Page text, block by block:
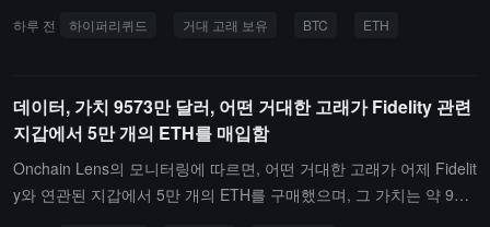
7%입니다. 롱 포지션 손익은 -9,607.4만 달러, 숏 포지션 손익은 2,6
1,068.17만 달러입니다.
하루 전 하이퍼리퀴드 거대 고래 보유 BTC ETH
데이터, 가치 9573만 달러, 어떤 거대한 고래가 Fidelity 관련
지갑에서 5만 개의 ETH를 매입함
Onchain Lens의 모니터링에 따르면, 어떤 거대한 고래가 어제 Fidelit
y와 연관된 지갑에서 5만 개의 ETH를 구매했으며, 그 가치는 약 957